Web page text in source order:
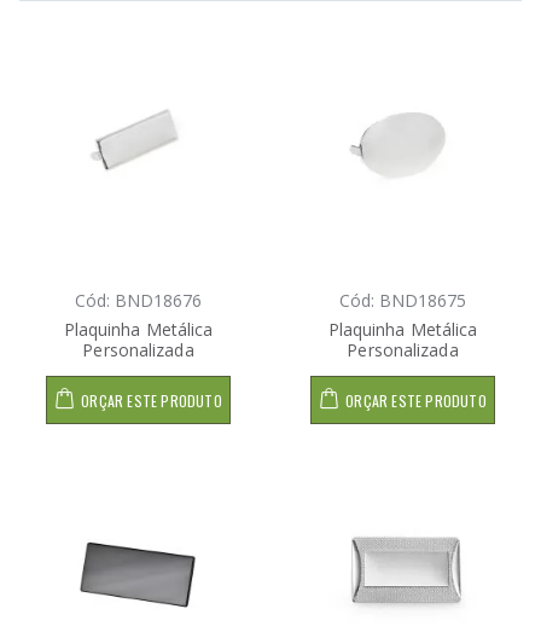
Cód: BND18676
Plaquinha Metálica
Personalizada
ORÇAR ESTE PRODUTO
Cód: BND18675
Plaquinha Metálica
Personalizada
ORÇAR ESTE PRODUTO